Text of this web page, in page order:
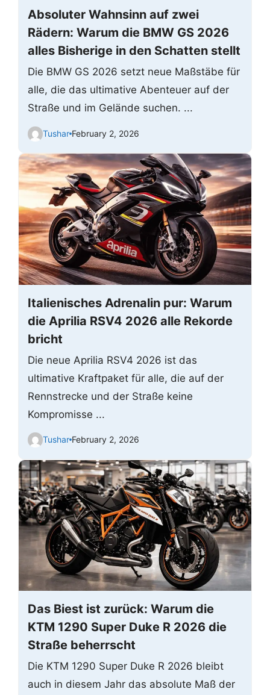
Absoluter Wahnsinn auf zwei
Rädern: Warum die BMW GS 2026
alles Bisherige in den Schatten stellt
Die BMW GS 2026 setzt neue Maßstäbe für
alle, die das ultimative Abenteuer auf der
Straße und im Gelände suchen. ...
Tushar February 2, 2026
Italienisches Adrenalin pur: Warum
die Aprilia RSV4 2026 alle Rekorde
bricht
Die neue Aprilia RSV4 2026 ist das
ultimative Kraftpaket für alle, die auf der
Rennstrecke und der Straße keine
Kompromisse ...
Tushar February 2, 2026
Das Biest ist zurück: Warum die
KTM 1290 Super Duke R 2026 die
Straße beherrscht
Die KTM 1290 Super Duke R 2026 bleibt
auch in diesem Jahr das absolute Maß der